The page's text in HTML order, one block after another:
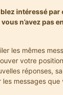
intéressé par
n’avez pas
les mêmes
votre
réponses,
messages que